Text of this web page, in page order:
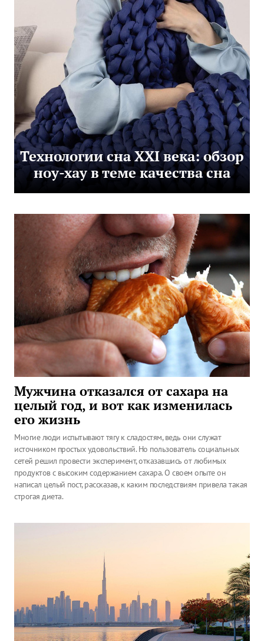
Технологии сна XXI века: обзор
ноу-хау в теме качества сна
Мужчина отказался от сахара на
целый год, и вот как изменилась
его жизнь
Многие люди испытывают тягу к сладостям, ведь они служат
источником простых удовольствий. Но пользователь социальных
сетей решил провести эксперимент, отказавшись от любимых
продуктов с высоким содержанием сахара. О своем опыте он
написал целый пост, рассказав, к каким последствиям привела такая
строгая диета.